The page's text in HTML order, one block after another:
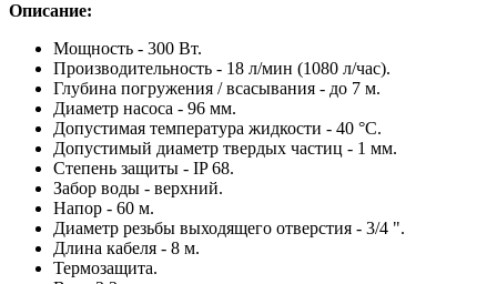
Описание:
Мощность - 300 Вт.
Производительность - 18 л/мин (1080 л/час).
Глубина погружения / всасывания - до 7 м.
Диаметр насоса - 96 мм.
Допустимая температура жидкости - 40 °С.
Допустимый диаметр твердых частиц - 1 мм.
Степень защиты - IP 68.
Забор воды - верхний.
Напор - 60 м.
Диаметр резьбы выходящего отверстия - 3/4 ".
Длина кабеля - 8 м.
Термозащита.